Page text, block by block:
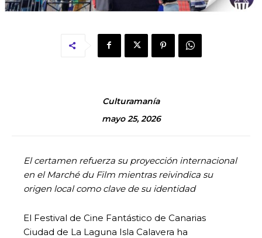
Culturamanía
mayo 25, 2026
El certamen refuerza su proyección internacional
en el Marché du Film mientras reivindica su
origen local como clave de su identidad
El Festival de Cine Fantástico de Canarias
Ciudad de La Laguna Isla Calavera ha